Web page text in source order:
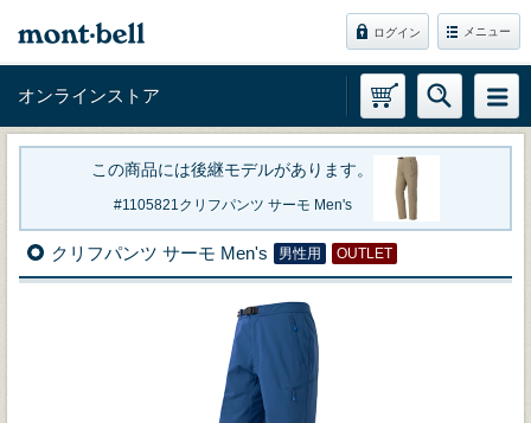
ログイン メニュー
オンラインストア
この商品には後継モデルがあります。
1105821クリフパンツ サーモ Men's
クリフパンツ サーモ Men's 男性用 OUTLET